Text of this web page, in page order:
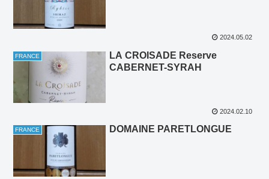
2024.05.02
FRANCE
LA CROISADE Reserve
CABERNET-SYRAH
2024.02.10
FRANCE DOMAINE PARETLONGUE